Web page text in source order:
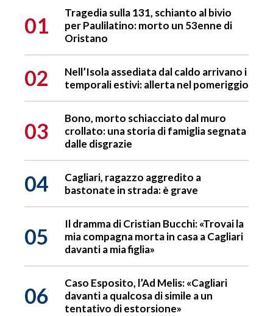
01
Tragedia sulla 131, schianto al bivio
per Paulilatino: morto un 53enne di
Oristano
02
Nell’Isola assediata dal caldo arrivano i
temporali estivi: allerta nel pomeriggio
03
Bono, morto schiacciato dal muro
crollato: una storia di famiglia segnata
dalle disgrazie
04
Cagliari, ragazzo aggredito a
bastonate in strada: è grave
05
Il dramma di Cristian Bucchi: «Trovai la
mia compagna morta in casa a Cagliari
davanti a mia figlia»
06
Caso Esposito, l’Ad Melis: «Cagliari
davanti a qualcosa di simile a un
tentativo di estorsione»